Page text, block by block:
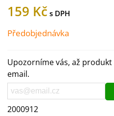
159 Kč
Předobjednávka
Upozorníme vás, až
email.
2000912